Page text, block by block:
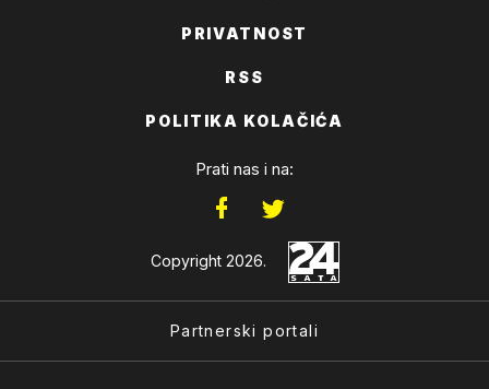
PRIVATNOST
RSS
POLITIKA KOLAČIĆA
Prati nas i na:
Copyright 2026.
Partnerski portali